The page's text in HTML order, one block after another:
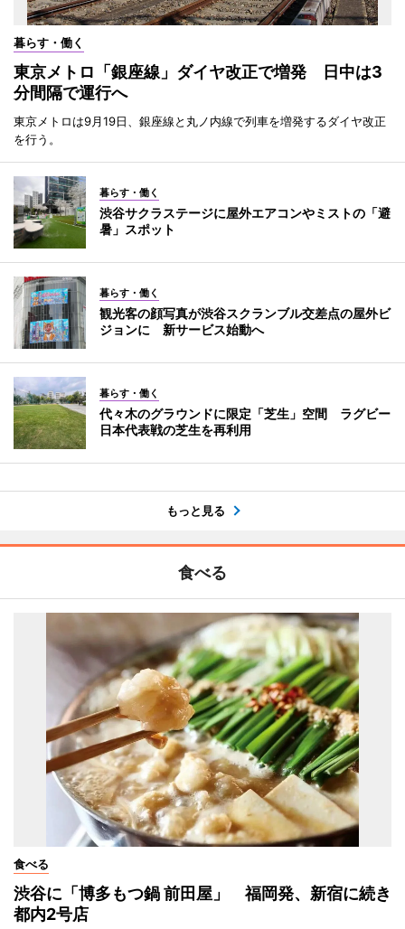
暮らす・働く
東京メトロ「銀座線」ダイヤ改正で増発 日中は3
分間隔で運行へ
東京メトロは9月19日、銀座線と丸ノ内線で列車を増発するダイヤ改正
を行う。
暮らす・働く
渋谷サクラステージに屋外エアコンやミストの「避
暑」スポット
暮らす・働く
観光客の顔写真が渋谷スクランブル交差点の屋外ビ
ジョンに 新サービス始動へ
暮らす・働く
代々木のグラウンドに限定「芝生」空間 ラグビー
日本代表戦の芝生を再利用
もっと見る
食べる
食べる
渋谷に「博多もつ鍋 前田屋」 福岡発、新宿に続き
都内2号店